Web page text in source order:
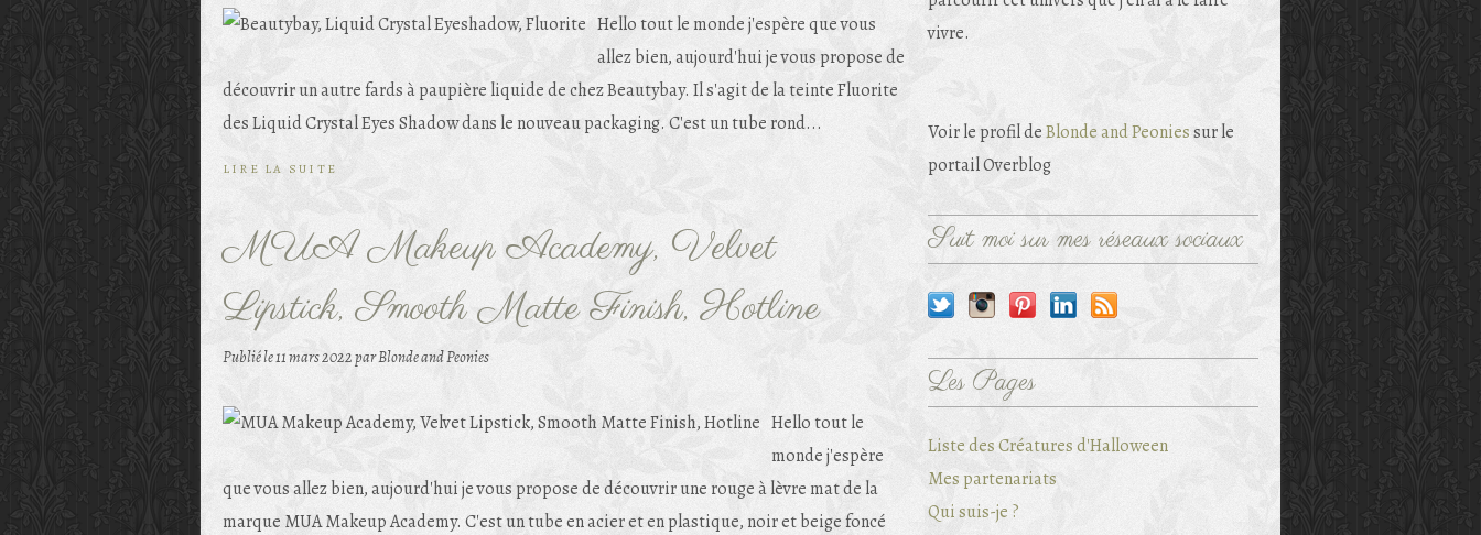
Hello tout le monde j'espère que vous
allez bien, aujourd'hui je vous propose de
découvrir un autre fards à paupière liquide de chez Beautybay. Il s'agit de la teinte Fluorite
des Liquid Crystal Eyes Shadow dans le nouveau packaging. C'est un tube rond...
LIRE LA SUITE
MUA Makeup Academy, Velvet
Lipstick, Smooth Matte Finish, Hotline
Publié le11 mars 2022par Blonde and Peonies
Hello tout le
monde j'espère
que vous allez bien, aujourd'hui je vous propose de découvrir une rouge à lèvre mat de la
marque MUA Makeup Academy. C'est un tube en acier et en plastique, noir et beige foncé
vivre.
Voir le profil deBlonde and Peoniessur le
portail Overblog
Suit moi sur mes réseaux sociaux
Les Pages
Liste des Créatures d'Halloween
Mes partenariats
Qui suis-je ?